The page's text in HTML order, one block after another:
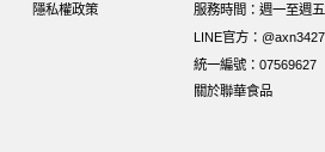
隱私權政策
服務時間：週一至週
LINE官方：
統一編號：07569627
關於聯華食品